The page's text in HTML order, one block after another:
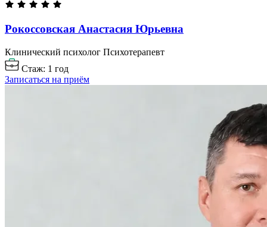
Рокоссовская Анастасия Юрьевна
Клинический психолог Психотерапевт
Стаж: 1 год
Записаться на приём